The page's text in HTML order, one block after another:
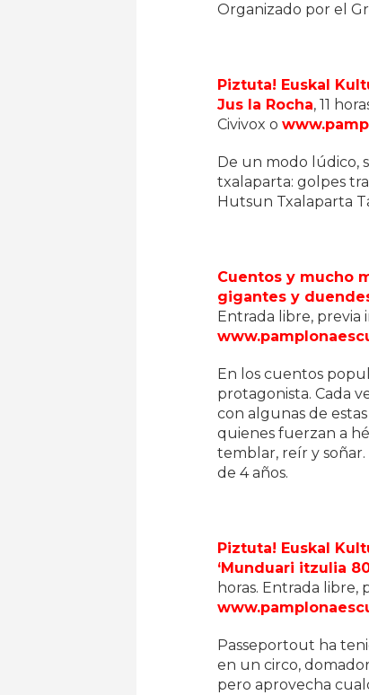
Organizado por el
Piztuta! Euskal
Jus la Rocha, 11
Civivox o
De un modo lúdico,
txalaparta: golpes
Hutsun Txalaparta
Cuentos y mucho
gigantes y
Entrada libre, previa
En los cuentos
protagonista. Cada
con algunas de
quienes fuerzan a
temblar, reír y
de 4 años.
Piztuta! Euskal
‘Munduari itzulia
horas. Entrada libre,
Passeportout ha
en un circo,
pero aprovecha